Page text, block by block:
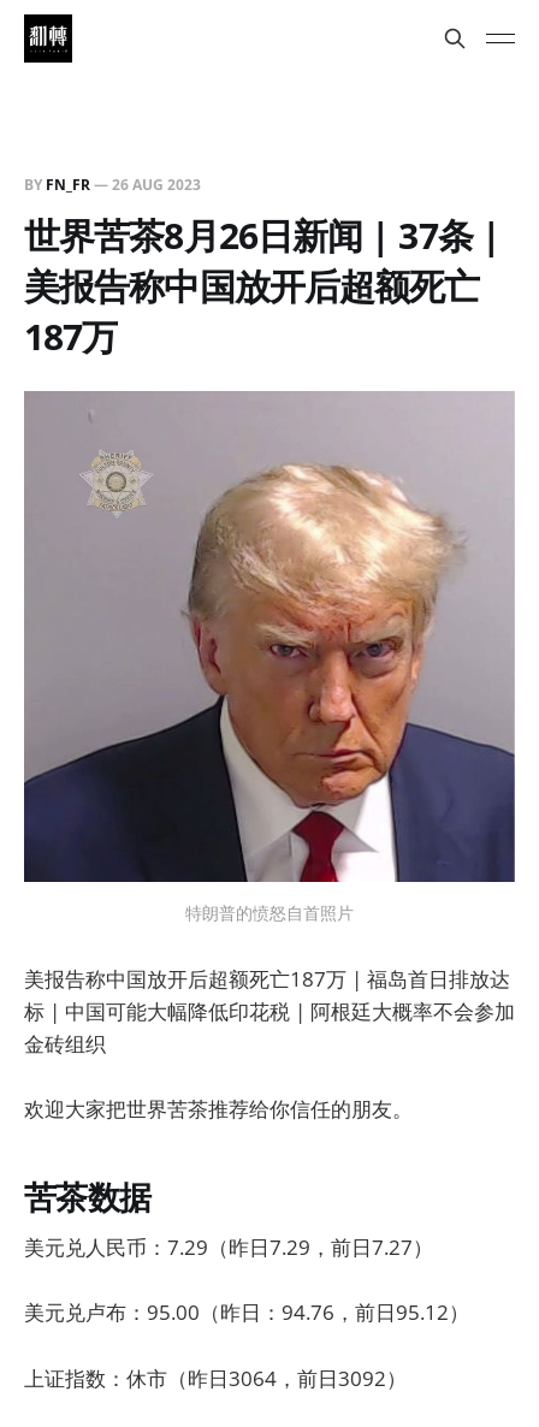
BY FN_FR—26 AUG 2023
世界苦茶8月26日新闻 | 37条 |
美报告称中国放开后超额死亡
187万
特朗普的愤怒自首照片
美报告称中国放开后超额死亡187万 | 福岛首日排放达
标 | 中国可能大幅降低印花税 | 阿根廷大概率不会参加
金砖组织
欢迎大家把世界苦茶推荐给你信任的朋友。
苦茶数据
美元兑人民币：7.29（昨日7.29，前日7.27）
美元兑卢布：95.00（昨日：94.76，前日95.12）
上证指数：休市（昨日3064，前日3092）